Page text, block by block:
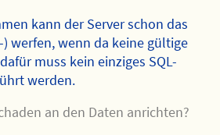
kann der Server schon das
werfen, wenn da keine gültige
muss kein einziges SQL-
werden.
an den Daten anrichten?